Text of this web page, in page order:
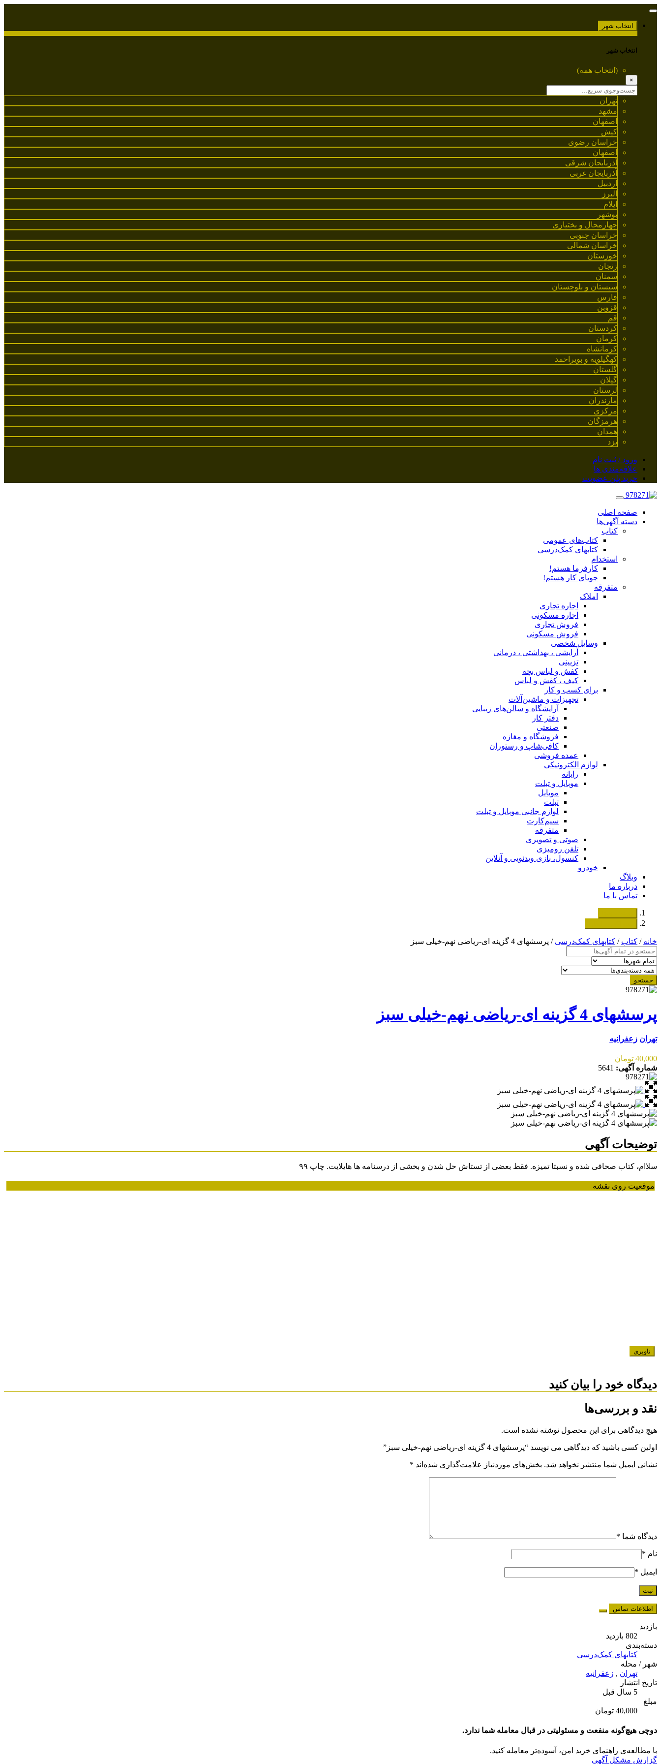
انتخاب شهر
انتخاب شهر
(انتخاب همه)
×
تهران
مشهد
اصفهان
کیش
خراسان رضوی
اصفهان
آذربایجان شرقی
آذربایجان غربی
اردبیل
البرز
ایلام
بوشهر
چهارمحال و بختیاری
خراسان جنوبی
خراسان شمالی
خوزستان
زنجان
سمنان
سیستان و بلوچستان
فارس
قزوین
قم
کردستان
کرمان
کرمانشاه
کهگیلویه و بویراحمد
گلستان
گیلان
لرستان
مازندران
مرکزی
هرمزگان
همدان
یزد
ورود / ثبت نام
علاقه‌مندی ها
خرید پلن عضویت
صفحه اصلی
دسته آگهی‌ها
کتاب
کتاب‌های عمومی
کتابهای کمک‌درسی
استخدام
کارفرما هستم!
جویای کار هستم!
متفرقه
املاک
اجاره تجاری
اجاره مسکونی
فروش تجاری
فروش مسکونی
وسایل شخصی
آرایشی ، بهداشتی ، درمانی
تزیینی
کفش و لباس بچه
کیف ، کفش و لباس
برای کسب و کار
تجهیزات و ماشین‌آلات
آرایشگاه و سالن‌های زیبایی
دفتر کار
صنعتی
فروشگاه و مغازه
کافی‌شاپ و رستوران
عمده فروشی
لوازم الکترونیکی
رایانه
موبایل و تبلت
موبایل
تبلت
لوازم جانبی موبایل و تبلت
سیم‌کارت
متفرقه
صوتی و تصویری
تلفن رومیزی
کنسول، بازی‌ ویدئویی و آنلاین
خودرو
وبلاگ
درباره ما
تماس با ما
خانه / کتاب / کتابهای کمک‌درسی / پرسشهای 4 گزینه ای-ریاضی نهم-خیلی سبز
جستجو
پرسشهای 4 گزینه ای-ریاضی نهم-خیلی سبز
تهران زعفرانیه
40,000 تومان
شماره آگهی: 5641
توضیحات آگهی
سلاام، کتاب صحافی شده و نسبتا تمیزه. فقط بعضی از تستاش حل شدن و بخشی از درسنامه ها هایلایت. چاپ ۹۹
موقعیت روی نقشه
ناوبری
دیدگاه خود را بیان کنید
نقد و بررسی‌ها
هیچ دیدگاهی برای این محصول نوشته نشده است.
اولین کسی باشید که دیدگاهی می نویسد “پرسشهای 4 گزینه ای-ریاضی نهم-خیلی سبز”
نشانی ایمیل شما منتشر نخواهد شد. بخش‌های موردنیاز علامت‌گذاری شده‌اند *
دیدگاه شما *
نام *
ایمیل *
اطلاعات تماس
بازدید
802 بازدید
دسته‌بندی
کتابهای کمک‌درسی
شهر / محله
تهران , زعفرانیه
تاریخ انتشار
5 سال قبل
مبلغ
40,000 تومان
دوچی هیچ‌گونه منفعت و مسئولیتی در قبال معامله شما ندارد.
با مطالعه‌ی راهنمای خرید امن، آسوده‌تر معامله کنید.
گزارش مشکل آگهی